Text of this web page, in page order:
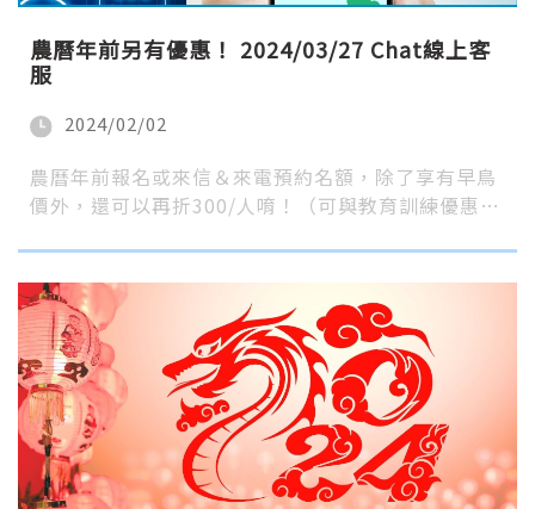
農曆年前另有優惠！ 2024/03/27 Chat線上客
服
2024/02/02
農曆年前報名或來信＆來電預約名額，除了享有早鳥
價外，還可以再折300/人唷！（可與教育訓練優惠…